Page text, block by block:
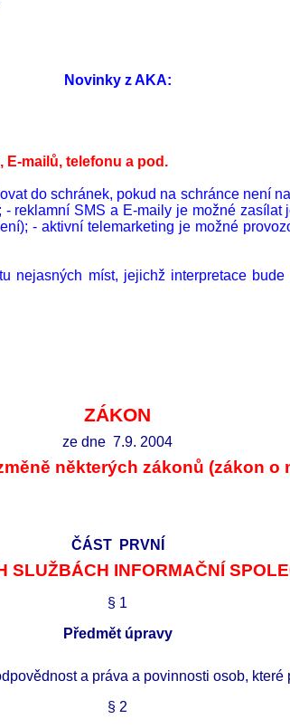
Novinky z AKA:
E-mailů, telefonu a pod.
do schránek, pokud na schránce není
reklamní SMS a E-maily je možné
- aktivní telemarketing je možné
nejasných míst, jejichž interpretace
ZÁKON
ze dne 7.9. 2004
některých zákonů (zákon
ČÁST
PRVNÍ
SLUŽBÁCH INFORMAČNÍ
§ 1
Předmět úpravy
a práva a povinnosti osob,
§ 2